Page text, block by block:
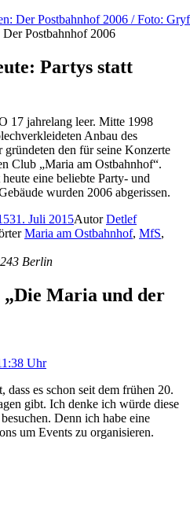
Postbahnhof 2006
Partys statt
17 jahrelang leer. Mitte 1998
Anbau des
den für seine Konzerte
Club „Maria am Ostbahnhof“.
eine beliebte Party- und
wurden 2006 abgerissen.
31. Juli 2015AutorDetlef
Maria am Ostbahnhof, MfS,
Berlin
Maria und der
Uhr
dass es schon seit dem frühen 20.
gibt. Ich denke ich würde diese
Denn ich habe eine
um Events zu organisieren.